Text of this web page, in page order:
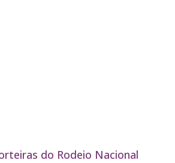
do Rodeio Nacional